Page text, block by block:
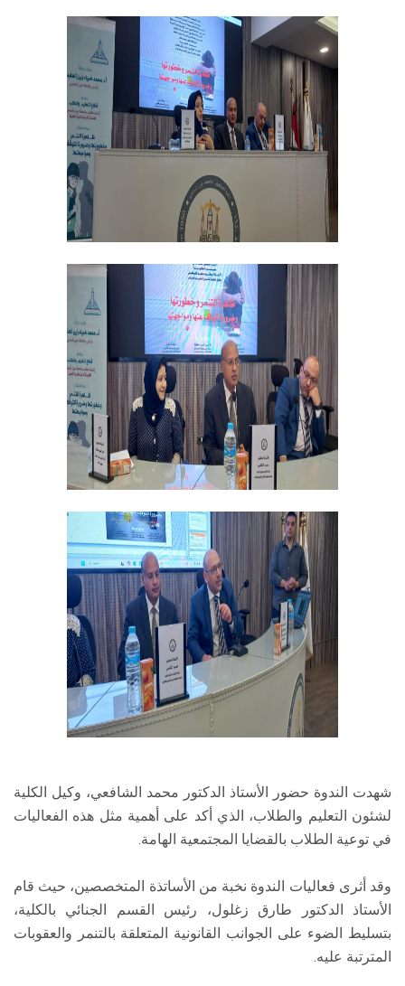
شهدت الندوة حضور الأستاذ الدكتور محمد الشافعي، وكيل الكلية
لشئون التعليم والطلاب، الذي أكد على أهمية مثل هذه الفعاليات
في توعية الطلاب بالقضايا المجتمعية الهامة.
وقد أثرى فعاليات الندوة نخبة من الأساتذة المتخصصين، حيث قام
الأستاذ الدكتور طارق زغلول، رئيس القسم الجنائي بالكلية،
بتسليط الضوء على الجوانب القانونية المتعلقة بالتنمر والعقوبات
المترتبة عليه.